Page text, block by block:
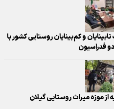
و کم‌بینایان روستایی کشور با
فدراسیون
از موزه میراث روستایی گیلان